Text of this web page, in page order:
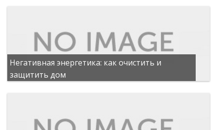
Негативная энергетика: как очистить и
защитить дом